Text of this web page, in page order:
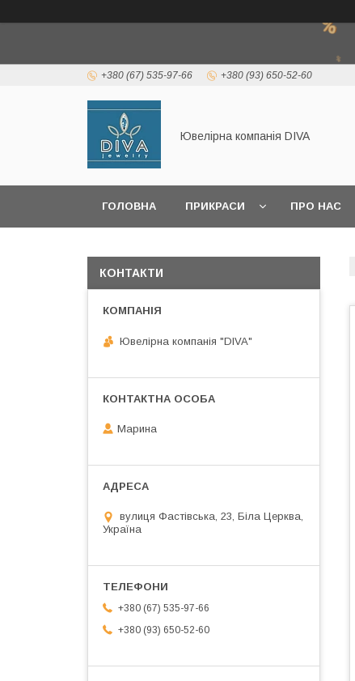
+380 (67) 535-97-66 +380 (93) 650-52-60
Ювелірна компанія DIVA
ГОЛОВНА ПРИКРАСИ ПРО НАС
КОНТАКТИ
Ювелірна компанія "DIVA"
Марина
вулиця Фастівська, 23, Біла Церква,
Україна
+380 (67) 535-97-66
+380 (93) 650-52-60